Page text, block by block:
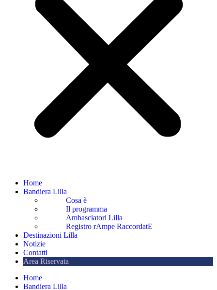
Home
Bandiera Lilla
Cosa è
Il programma
Ambasciatori Lilla
Registro rAmpe RaccordatE
Destinazioni Lilla
Notizie
Contatti
Area Riservata
Home
Bandiera Lilla